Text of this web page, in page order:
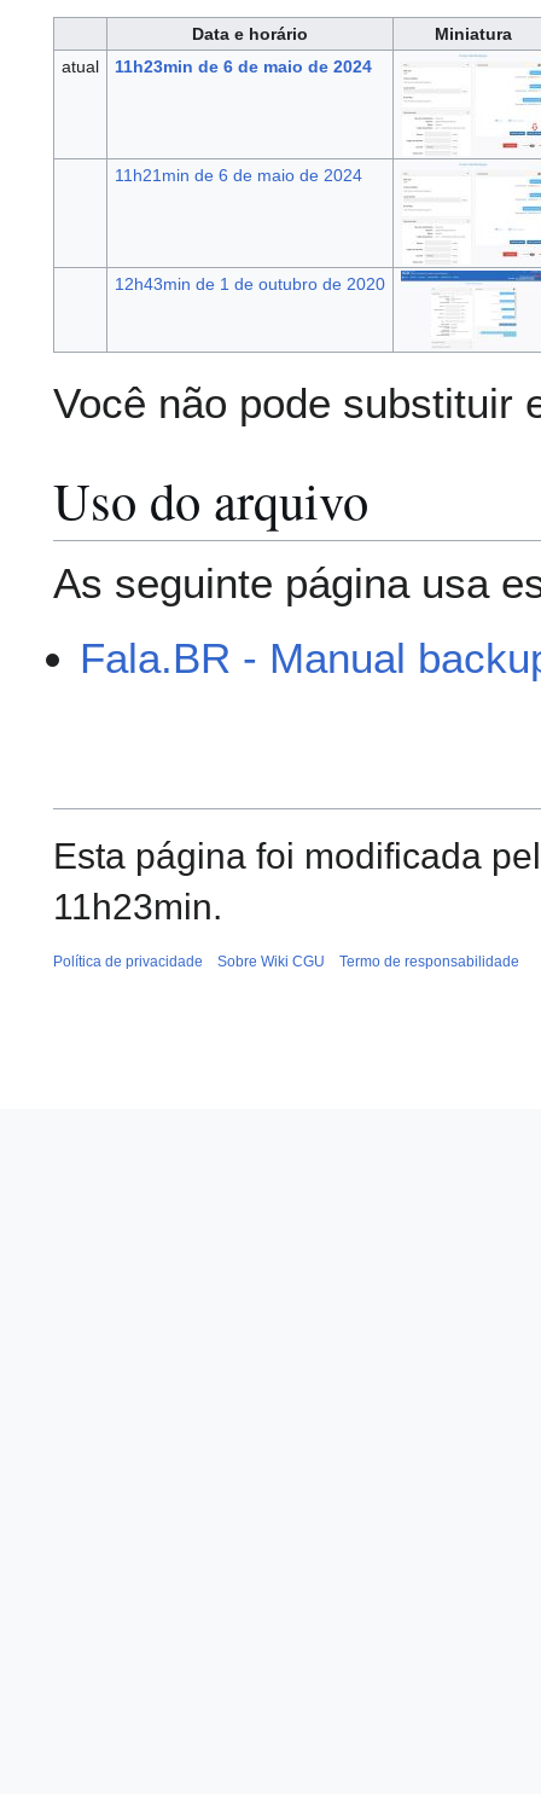
Data e horário
Miniatura
atual
11h23min de 6 de maio de 2024
11h21min de 6 de maio de 2024
12h43min de 1 de outubro de 2020
Você não pode substituir
Uso do arquivo
As seguinte página usa
Fala.BR - Manual
Esta página foi modificada
11h23min.
Política de privacidade Sobre Wiki CGU Termo de responsabilidade